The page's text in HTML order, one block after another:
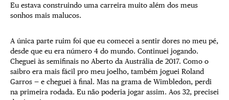
Eu estava construindo uma carreira muito além dos meus
sonhos mais malucos.
A única parte ruim foi que eu comecei a sentir dores no meu pé,
desde que eu era número 4 do mundo. Continuei jogando.
Cheguei às semifinais no Aberto da Austrália de 2017. Como o
saibro era mais fácil pro meu joelho, também joguei Roland
Garros — e cheguei à final. Mas na grama de Wimbledon, perdi
na primeira rodada. Eu não poderia jogar assim. Aos 32, precisei